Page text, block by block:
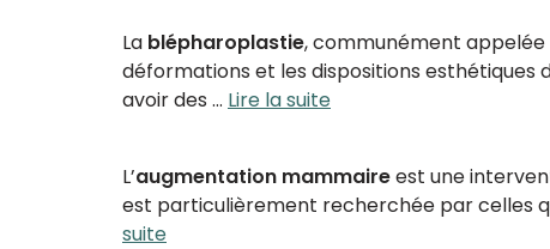
La blépharoplastie, communément appelée
déformations et les dispositions esthétiques
avoir des … Lire la suite
L’augmentation mammaireest une
est particulièrement recherchée par celles
suite